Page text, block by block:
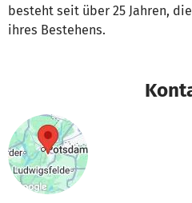
besteht seit über 25 Jahren,
ihres Bestehens.